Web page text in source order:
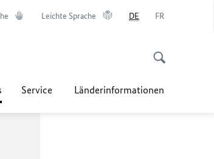
Leichte Sprache DE FR
Service Länderinformationen